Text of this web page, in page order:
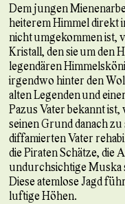
Dem jungen
heiterem Himmel direkt
nicht umgekommen ist,
Kristall, den sie um den
legendären
irgendwo hinter den
alten Legenden und
Pazus Vater bekannt
seinen Grund danach
diffamierten Vater
die Piraten Schätze, die
undurchsichtige Muska
Diese atemlose Jagd
luftige Höhen.